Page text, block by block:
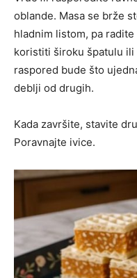
oblande. Masa se brže
hladnim listom, pa
koristiti široku špatulu
raspored bude što
deblji od drugih.
Kada završite, stavite
Poravnajte ivice.